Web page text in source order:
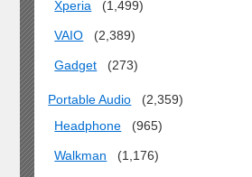
Xperia (1,499)
VAIO (2,389)
Gadget (273)
Portable Audio
(2,359)
Headphone
(965)
Walkman (1,176)